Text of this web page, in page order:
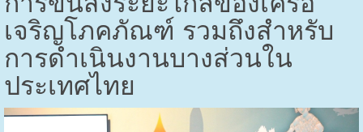
เจริญโภคภัณฑ์ รวมถึงสำหรับ
การดำเนินงานบางส่วนใน
ประเทศไทย